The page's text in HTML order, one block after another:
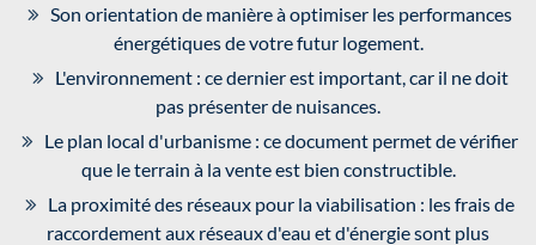
Son orientation de manière à optimiser les performances
énergétiques de votre futur logement.
L'environnement : ce dernier est important, car il ne doit
pas présenter de nuisances.
Le plan local d'urbanisme : ce document permet de vérifier
que le terrain à la vente est bien constructible.
La proximité des réseaux pour la viabilisation : les frais de
raccordement aux réseaux d'eau et d'énergie sont plus